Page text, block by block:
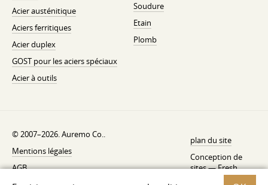
Acier austénitique
Aciers ferritiques
Acier duplex
GOST pour les aciers spéciaux
Acier à outils
Soudure
Etain
Plomb
© 2007–2026. Auremo Co..
Mentions légales
AGB
plan du site
Conception de
sites —Fresh